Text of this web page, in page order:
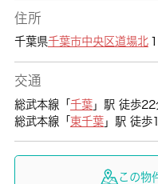
住所
千葉県千葉市中央区道場北
交通
総武本線「 千葉」駅 徒歩22
総武本線「 東千葉」駅 徒歩
この物